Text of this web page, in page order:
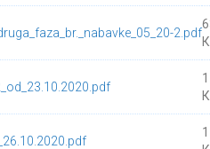
2.pdf